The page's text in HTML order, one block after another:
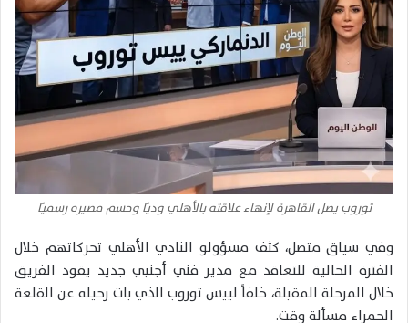
توروب يصل القاهرة لإنهاء علاقته بالأهلي وديًا وحسم مصيره رسميًا
وفي سياق متصل، كثف مسؤولو النادي الأهلي تحركاتهم خلال
الفترة الحالية للتعاقد مع مدير فني أجنبي جديد يقود الفريق
خلال المرحلة المقبلة، خلفاً لييس توروب الذي بات رحيله عن القلعة
الحمراء مسألة وقت.